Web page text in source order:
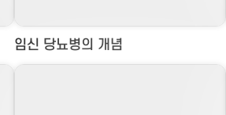
임신 당뇨병의 개념